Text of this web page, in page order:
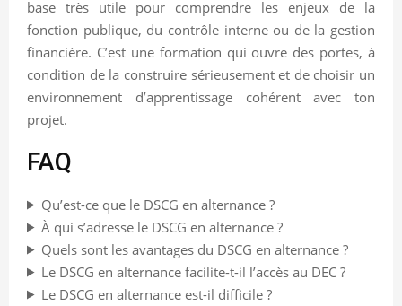
base très utile pour comprendre les enjeux de la
fonction publique, du contrôle interne ou de la gestion
financière. C’est une formation qui ouvre des portes, à
condition de la construire sérieusement et de choisir un
environnement d’apprentissage cohérent avec ton
projet.
FAQ
Qu’est-ce que le DSCG en alternance ?
À qui s’adresse le DSCG en alternance ?
Quels sont les avantages du DSCG en alternance ?
Le DSCG en alternance facilite-t-il l’accès au DEC ?
Le DSCG en alternance est-il difficile ?